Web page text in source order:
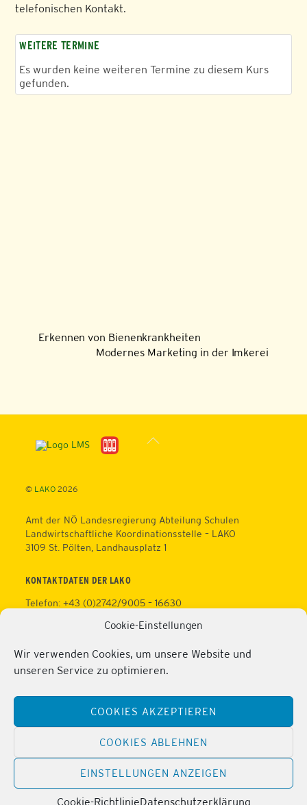
Cookie-Einstellungen
Wir verwenden Cookies, um unsere Website und
unseren Service zu optimieren.
COOKIES AKZEPTIEREN
COOKIES ABLEHNEN
EINSTELLUNGEN ANZEIGEN
Cookie-RichtlinieDatenschutzerklärung
telefonischen Kontakt.
WEITERE TERMINE
Es wurden keine weiteren Termine zu diesem Kurs
gefunden.
Erkennen von Bienenkrankheiten
Modernes Marketing in der Imkerei
Back
© LAKO2026
Amt der NÖ Landesregierung Abteilung Schulen
Landwirtschaftliche Koordinationsstelle – LAKO
3109 St. Pölten, Landhausplatz 1
KONTAKTDATEN DER LAKO
Telefon: +43 (0)2742/9005 – 16630
https://lako.at
Datenschutz
Impressum
Telefon: +43 (0)2286/2202
Mobil: +43 (0)676/81213100
Fax: +43 (0)2286/2202/22
https://lako.at/lako-service/personalvertretung/